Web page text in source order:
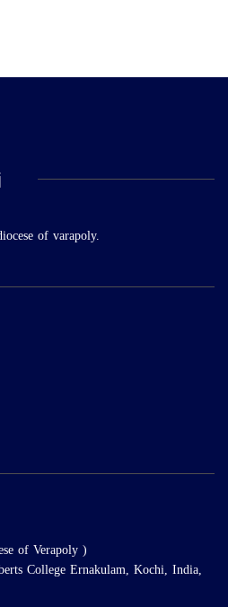
of varapoly.
of Verapoly )
College Ernakulam, Kochi, India,